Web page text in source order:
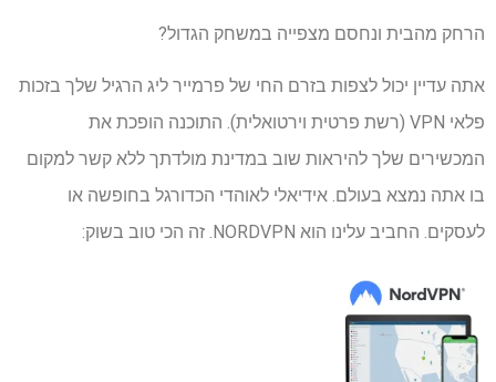
הרחק מהבית ונחסם מצפייה במשחק הגדול?
אתה עדיין יכול לצפות בזרם החי של פרמייר ליג הרגיל שלך בזכות
פלאי VPN (רשת פרטית וירטואלית). התוכנה הופכת את
המכשירים שלך להיראות שוב במדינת מולדתך ללא קשר למקום
בו אתה נמצא בעולם. אידיאלי לאוהדי הכדורגל בחופשה או
לעסקים. החביב עלינו הוא NORDVPN. זה הכי טוב בשוק: